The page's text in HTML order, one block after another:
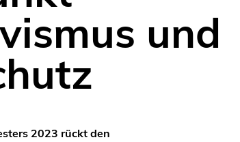
und
2023 rückt den